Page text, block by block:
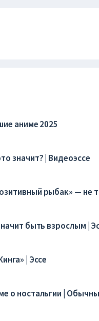
аниме 2025
значит? | Видеоэссе
рыбак» — не
быть взрослым |
| Эссе
о ностальгии |